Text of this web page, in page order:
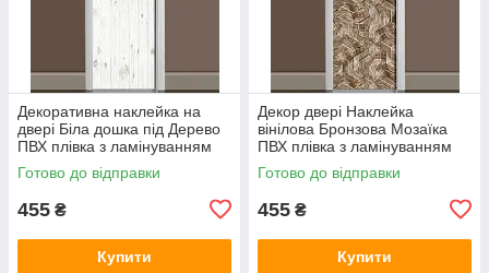
Декоративна наклейка на
двері Біла дошка під Дерево
ПВХ плівка з ламінуванням
600х1800 мм Текстура Сірий
Готово до відправки
455 ₴
Купити
Декор двері Наклейка
вінілова Бронзова Мозаїка
ПВХ плівка з ламінуванням
600х1800 мм Абстракція
Коричневий
Готово до відправки
455 ₴
Купити